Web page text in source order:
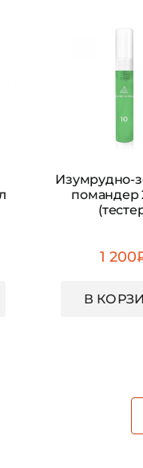
Изумрудно-
помандер
1 200
В